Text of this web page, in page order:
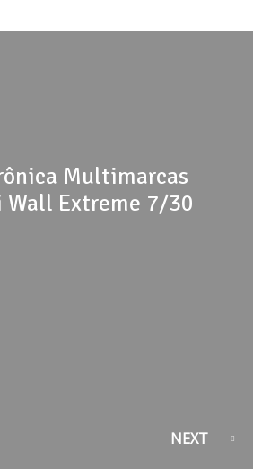
Multimarcas
Wall Extreme 7/30
NEXT